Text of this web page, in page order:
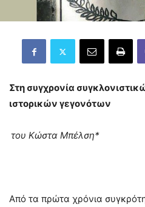
Στη συγχρονία
ιστορικών γεγονότων
του Κώστα Μπέλση*
Από τα πρώτα χρόνια